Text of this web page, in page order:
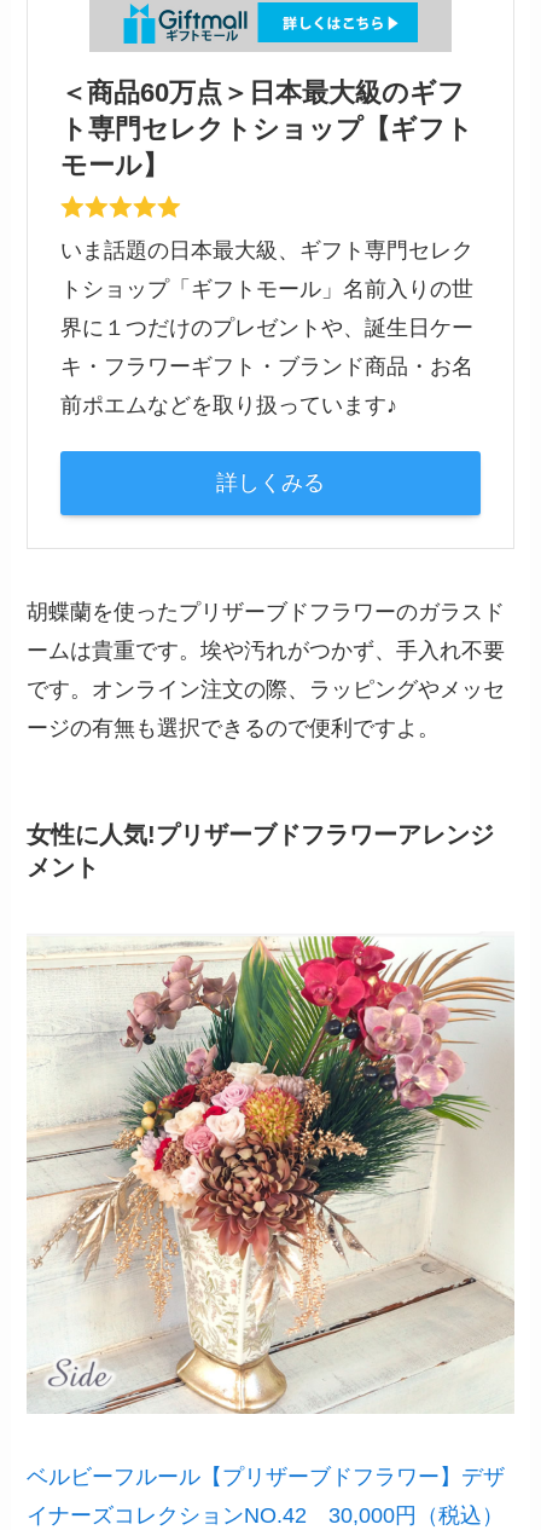
＜商品60万点＞日本最大級のギフ
ト専門セレクトショップ【ギフト
モール】
いま話題の日本最大級、ギフト専門セレク
トショップ「ギフトモール」名前入りの世
界に１つだけのプレゼントや、誕生日ケー
キ・フラワーギフト・ブランド商品・お名
前ポエムなどを取り扱っています♪
詳しくみる
胡蝶蘭を使ったプリザーブドフラワーのガラスド
ームは貴重です。埃や汚れがつかず、手入れ不要
です。オンライン注文の際、ラッピングやメッセ
ージの有無も選択できるので便利ですよ。
女性に人気!プリザーブドフラワーアレンジ
メント
ベルビーフルール【プリザーブドフラワー】デザ
イナーズコレクションNO.42 30,000円（税込）